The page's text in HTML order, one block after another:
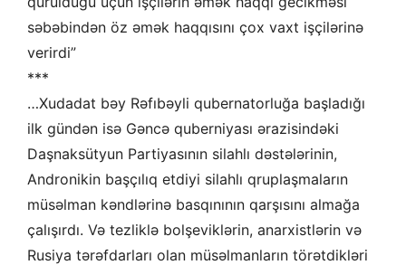
səbəbindən öz əmək haqqısını çox vaxt işçilərinə
verirdi”
***
…Xudadat bəy Rəfıbəyli qubernatorluğa başladığı
ilk gündən isə Gəncə quberniyası ərazisindəki
Daşnaksütyun Partiyasının silahlı dəstələrinin,
Andronikin başçılıq etdiyi silahlı qruplaşmaların
müsəlman kəndlərinə basqınının qarşısını almağa
çalışırdı. Və tezliklə bolşeviklərin, anarxistlərin və
Rusiya tərəfdarları olan müsəlmanların törətdikləri